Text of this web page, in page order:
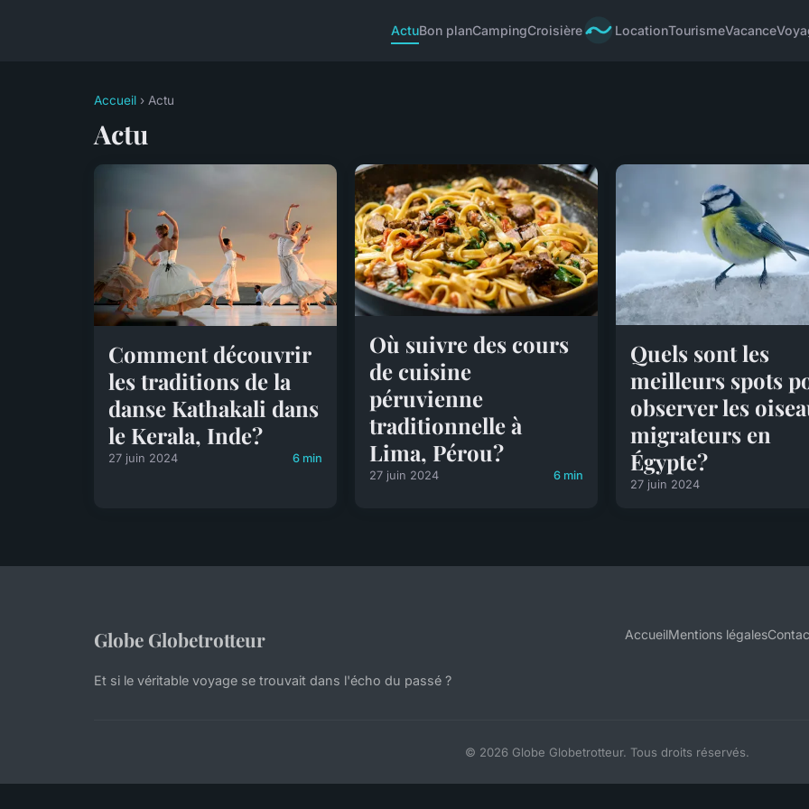
ActuBon planCampingCroisière LocationTourismeVacance
Accueil › Actu
Actu
Comment découvrir
les traditions de la
danse Kathakali dans
le Kerala, Inde?
27 juin 2024 6 min
Où suivre des cours
de cuisine
péruvienne
traditionnelle à
Lima, Pérou?
27 juin 2024 6 min
Quels sont les
meilleurs spots
observer les
migrateurs en
Égypte?
27 juin 2024
Globe Globetrotteur
Et si le véritable voyage se trouvait dans l'écho du passé ?
AccueilMentions légales
© 2026 Globe Globetrotteur. Tous droits réservés.